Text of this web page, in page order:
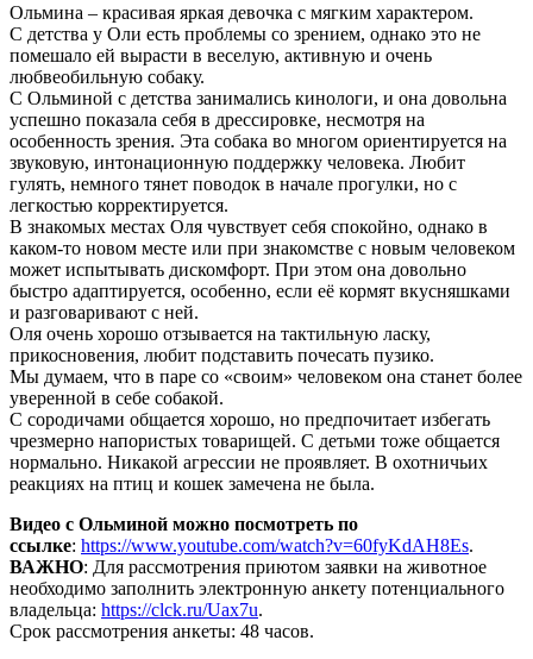
Ольмина – красивая яркая девочка с мягким характером.
С детства у Оли есть проблемы со зрением, однако это не
помешало ей вырасти в веселую, активную и очень
любвеобильную собаку.
С Ольминой с детства занимались кинологи, и она довольна
успешно показала себя в дрессировке, несмотря на
особенность зрения. Эта собака во многом ориентируется на
звуковую, интонационную поддержку человека. Любит
гулять, немного тянет поводок в начале прогулки, но с
легкостью корректируется.
В знакомых местах Оля чувствует себя спокойно, однако в
каком-то новом месте или при знакомстве с новым человеком
может испытывать дискомфорт. При этом она довольно
быстро адаптируется, особенно, если её кормят вкусняшками
и разговаривают с ней.
Оля очень хорошо отзывается на тактильную ласку,
прикосновения, любит подставить почесать пузико.
Мы думаем, что в паре со «своим» человеком она станет более
уверенной в себе собакой.
С сородичами общается хорошо, но предпочитает избегать
чрезмерно напористых товарищей. С детьми тоже общается
нормально. Никакой агрессии не проявляет. В охотничьих
реакциях на птиц и кошек замечена не была.
Видео с Ольминой можно посмотреть по
ссылке: https://www.youtube.com/watch?v=60fyKdAH8Es.
ВАЖНО: Для рассмотрения приютом заявки на животное
необходимо заполнить электронную анкету потенциального
владельца: https://clck.ru/Uax7u.
Срок рассмотрения анкеты: 48 часов.